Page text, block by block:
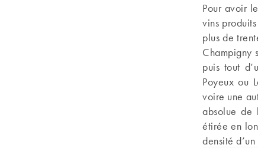
Pour avoir
vins
plus de
Champigny
puis tout
Poyeux ou
voire une
absolue de
étirée en
densité